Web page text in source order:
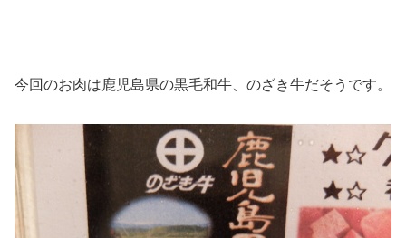
今回のお肉は鹿児島県の黒毛和牛、のざき牛だそうです。